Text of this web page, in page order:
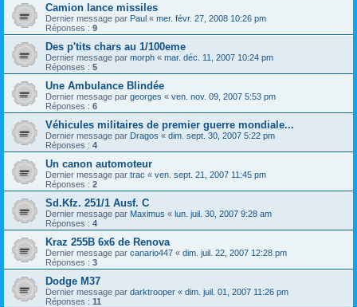
Camion lance missiles
Dernier message par Paul « mer. févr. 27, 2008 10:26 pm
Réponses : 9
Des p'tits chars au 1/100eme
Dernier message par morph « mar. déc. 11, 2007 10:24 pm
Réponses : 5
Une Ambulance Blindée
Dernier message par georges « ven. nov. 09, 2007 5:53 pm
Réponses : 6
Véhicules militaires de premier guerre mondiale...
Dernier message par Dragos « dim. sept. 30, 2007 5:22 pm
Réponses : 4
Un canon automoteur
Dernier message par trac « ven. sept. 21, 2007 11:45 pm
Réponses : 2
Sd.Kfz. 251/1 Ausf. C
Dernier message par Maximus « lun. juil. 30, 2007 9:28 am
Réponses : 4
Kraz 255B 6x6 de Renova
Dernier message par canario447 « dim. juil. 22, 2007 12:28 pm
Réponses : 3
Dodge M37
Dernier message par darktrooper « dim. juil. 01, 2007 11:26 pm
Réponses : 11